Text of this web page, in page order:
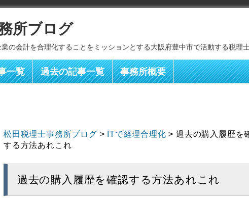
所ブログ
の会計を合理化することをミッションとする大阪府豊中市で活動する税理
一覧 過去の記事一覧 事務所概要
松田税理士事務所ブログ > ITで経理合理化 > 過去の購入履歴を
する方法あれこれ
過去の購入履歴を確認する方法あれこれ